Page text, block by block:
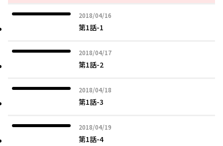
2018/04/16
2018年04月16日
第1話-1
2018/04/17
2018年04月17日
第1話-2
2018/04/18
2018年04月18日
第1話-3
2018/04/19
2018年04月19日
第1話-4